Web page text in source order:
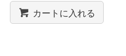
カートに入れる